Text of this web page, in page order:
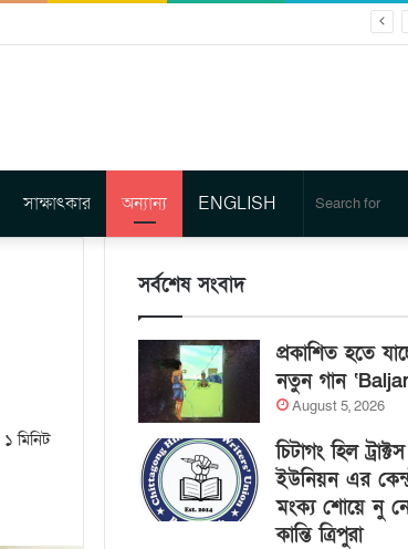
সাক্ষাৎকার অন্যান্য ENGLISH
মিনিট
সর্বশেষ সংবাদ
প্রকাশিত হতে
নতুন গান
August 5, 2026
চিটাগং হিল
ইউনিয়ন এর
মংক্য শোয়ে নু
কান্তি ত্রিপুরা